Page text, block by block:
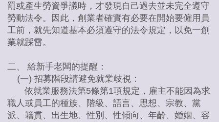
罰或產生勞資爭議時，才發現自己過去並未完全遵守
勞動法令。因此，創業者確實有必要在開始要僱用員
工前，就先知道基本必須遵守的法令規定，以免一創
業就踩雷。
二、 給新手老闆的提醒：
(一) 招募階段請避免就業歧視：
依就業服務法第5條第1項規定，雇主不能因為求
職人或員工的種族、階級、語言、思想、宗教、黨
派、籍貫、出生地、性別、性傾向、年齡、婚姻、容